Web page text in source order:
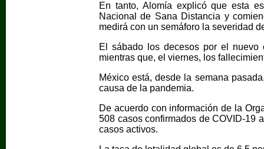
En tanto, Alomía explicó que esta
Nacional de Sana Distancia y
medirá con un semáforo la severidad
El sábado los decesos por el nuevo
mientras que, el viernes, los
México está, desde la semana
causa de la pandemia.
De acuerdo con información de la
508 casos confirmados de COVID-19
casos activos.